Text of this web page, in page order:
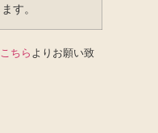
す。
ちら よりお願い致